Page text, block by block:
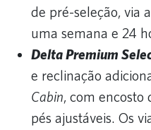
de pré-seleção, via
uma semana e 24
Delta Premium
e reclinação
Cabin, com encosto
pés ajustáveis. Os